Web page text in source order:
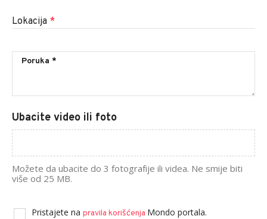
Lokacija *
Ubacite video ili foto
Možete da ubacite do 3 fotografije ili videa. Ne smije biti
više od 25 MB.
Pristajete na pravila korišćenja Mondo portala.